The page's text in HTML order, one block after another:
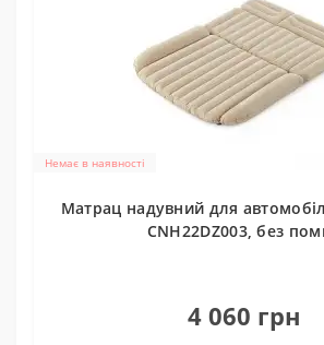
Немає в наявності
Матрац надувний для
CNH22DZ003, без
4 060 грн